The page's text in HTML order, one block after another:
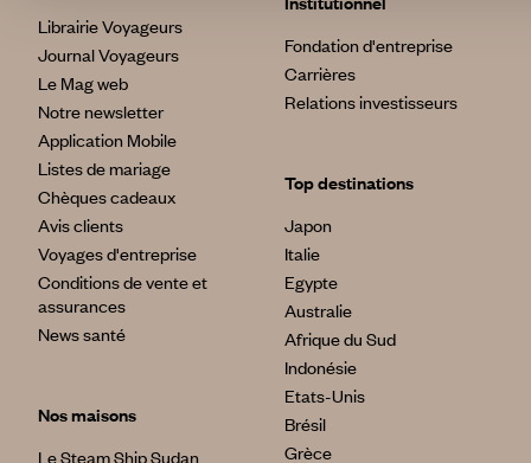
Librairie Voyageurs
Journal Voyageurs
Le Mag web
Notre newsletter
Application Mobile
Listes de mariage
Chèques cadeaux
Avis clients
Voyages d'entreprise
Conditions de vente et
assurances
News santé
Nos maisons
Le Steam Ship Sudan
Fondation d'entreprise
Carrières
Relations investisseurs
Top destinations
Japon
Italie
Egypte
Australie
Afrique du Sud
Indonésie
Etats-Unis
Brésil
Grèce